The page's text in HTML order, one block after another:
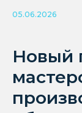
05.06.2026
Новый